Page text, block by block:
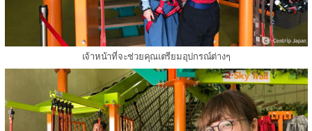
เจ้าหน้าที่จะช่วยคุณเตรียมอุปกรณ์ต่างๆ